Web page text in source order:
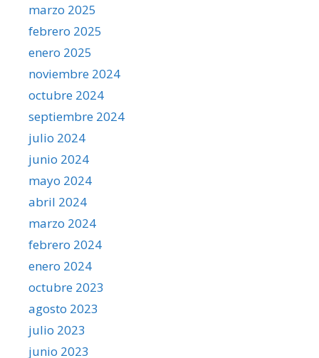
marzo 2025
febrero 2025
enero 2025
noviembre 2024
octubre 2024
septiembre 2024
julio 2024
junio 2024
mayo 2024
abril 2024
marzo 2024
febrero 2024
enero 2024
octubre 2023
agosto 2023
julio 2023
junio 2023